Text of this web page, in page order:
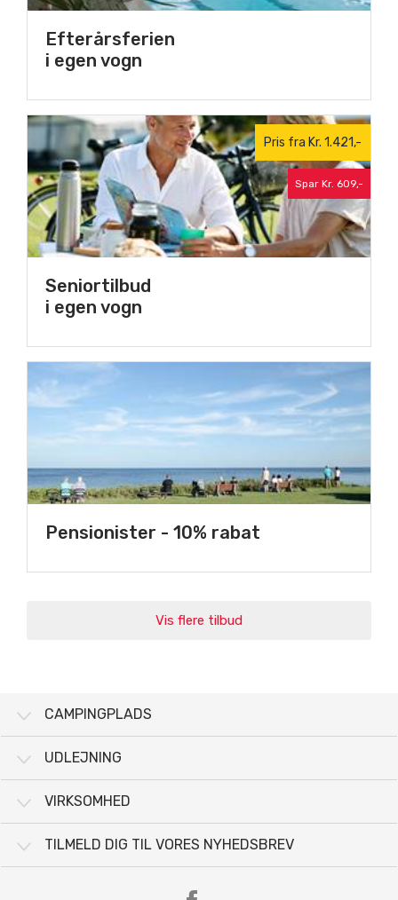
Efterårsferien
i egen vogn
Pris fra Kr. 1.421,-
Spar Kr. 609,-
Seniortilbud
i egen vogn
Pensionister - 10% rabat
Vis flere tilbud
CAMPINGPLADS
UDLEJNING
VIRKSOMHED
TILMELD DIG TIL VORES NYHEDSBREV